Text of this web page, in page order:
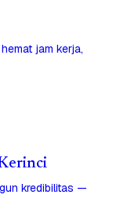
jam kerja,
kredibilitas —